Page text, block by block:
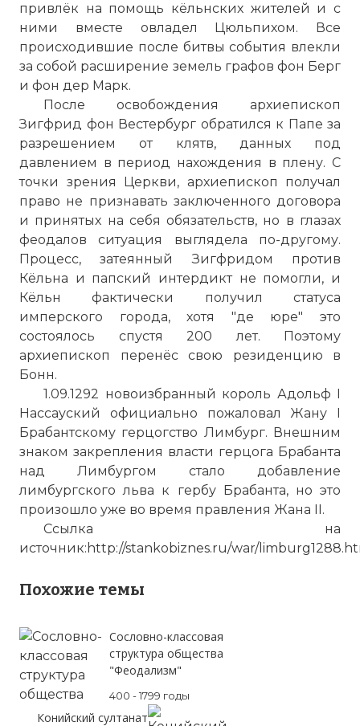
привлёк на помощь кёльнских жителей и с
ними вместе овладел Цюльпихом. Все
происходившие после битвы события влекли
за собой расширение земель графов фон Берг
и фон дер Марк.
После освобождения архиепископ
Зигфрид фон Вестербург обратился к Папе за
разрешением от клятв, данных под
давлением в период нахождения в плену. С
точки зрения Церкви, архиепископ получал
право не признавать заключенного договора
и принятых на себя обязательств, но в глазах
феодалов ситуация выглядела по-другому.
Процесс, затеянный Зигфридом против
Кёльна и папский интердикт не помогли, и
Кёльн фактически получил статуса
имперского города, хотя "де юре" это
состоялось спустя 200 лет. Поэтому
архиепископ перенёс свою резиденцию в
Бонн.
1.09.1292 новоизбранный король Адольф I
Нассауский официально пожаловал Жану I
Брабантскому герцогство Лимбург. Внешним
знаком закрепления власти герцога Брабанта
над Лимбургом стало добавление
лимбургского льва к гербу Брабанта, но это
произошло уже во время правления Жана II.
Ссылка на
источник:http://stankobiznes.ru/war/
Похожие темы
Cословно-классовая
структура общества
"Феодализм"
400 - 1799 годы
Конийский султанат